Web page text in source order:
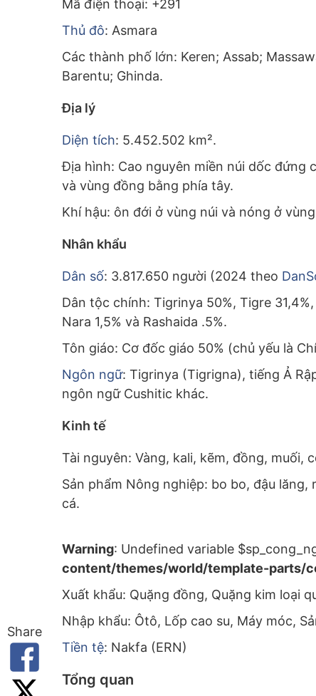
Mã điện thoại: +291
Thủ đô: Asmara
Các thành phố lớn: Keren; Assab;
Barentu; Ghinda.
Địa lý
Diện tích: 5.452.502 km².
Địa hình: Cao nguyên miền núi dốc đứng
và vùng đồng bằng phía tây.
Khí hậu: ôn đới ở vùng núi và nóng ở
Nhân khẩu
Dân số: 3.817.650 người (2024 theo
Dân tộc chính: Tigrinya 50%, Tigre
Nara 1,5% và Rashaida .5%.
Tôn giáo: Cơ đốc giáo 50% (chủ yếu là
Ngôn ngữ: Tigrinya (Tigrigna), tiếng Ả
ngôn ngữ Cushitic khác.
Kinh tế
Tài nguyên: Vàng, kali, kẽm, đồng, muối,
Sản phẩm Nông nghiệp: bo bo, đậu
cá.
Warning: Undefined variable
content/themes/world/template-parts/
Xuất khẩu: Quặng đồng, Quặng kim loại
Nhập khẩu: Ôtô, Lốp cao su, Máy móc,
Tiền tệ: Nakfa (ERN)
Tổng quan
Share